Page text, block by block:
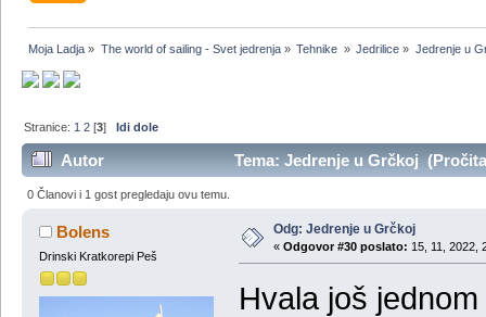
Moja Ladja » The world of sailing - Svet jedrenja» Tehnike » Jedrilice » Jedrenje u
Stranice: 1 2 [3]Idi dole
Autor Tema: Jedrenje u Grčkoj
0 Članovi i 1 gost pregledaju ovu temu.
Bolens
Drinski Kratkorepi Peš
Odg: Jedrenje u Grčkoj
« Odgovor #30 poslato: 15, 11, 2022,
Hvala još